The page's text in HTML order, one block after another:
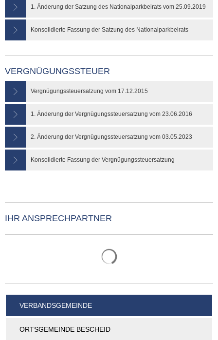
1. Änderung der Satzung des Nationalparkbeirats vom 25.09.2019
Konsolidierte Fassung der Satzung des Nationalparkbeirats
VERGNÜGUNGSSTEUER
Vergnügungssteuersatzung vom 17.12.2015
1. Änderung der Vergnügungssteuersatzung vom 23.06.2016
2. Änderung der Vergnügungssteuersatzung vom 03.05.2023
Konsolidierte Fassung der Vergnügungssteuersatzung
IHR ANSPRECHPARTNER
VERBANDSGEMEINDE
ORTSGEMEINDE BESCHEID